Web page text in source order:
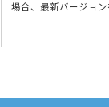
場合、最新バージョン